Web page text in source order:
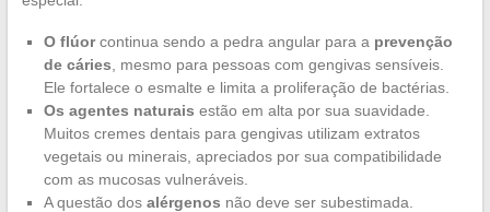
O flúorcontinua sendo a pedra angular para a prevenção
de cáries , mesmo para pessoas com gengivas sensíveis.
Ele fortalece o esmalte e limita a proliferação de bactérias.
Os agentes naturais estão em alta por sua suavidade.
Muitos cremes dentais para gengivas utilizam extratos
vegetais ou minerais, apreciados por sua compatibilidade
com as mucosas vulneráveis.
A questão dos alérgenos não deve ser subestimada.